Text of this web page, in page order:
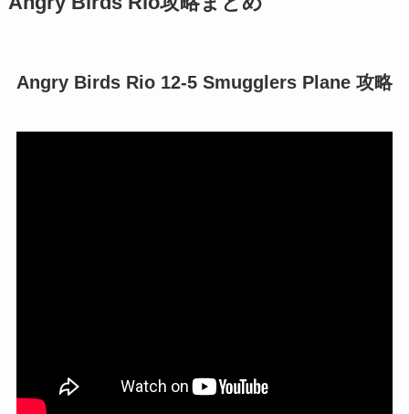
Angry Birds Rio 12-5 Smugglers Plane 攻略